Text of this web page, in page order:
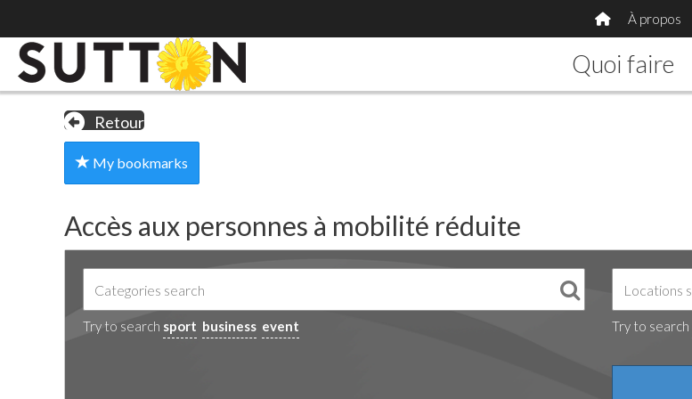
À propos
Quoi faire
Retour
My bookmarks
Accès aux personnes à mobilité réduite
Try to search sport business event Try to search